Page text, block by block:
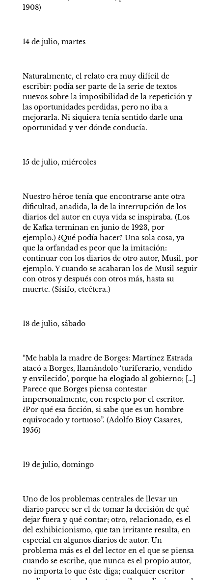
1908)
14 de julio, martes
Naturalmente, el relato era muy difícil de
escribir: podía ser parte de la serie de textos
nuevos sobre la imposibilidad de la repetición y
las oportunidades perdidas, pero no iba a
mejorarla. Ni siquiera tenía sentido darle una
oportunidad y ver dónde conducía.
15 de julio, miércoles
Nuestro héroe tenía que encontrarse ante otra
dificultad, añadida, la de la interrupción de los
diarios del autor en cuya vida se inspiraba. (Los
de Kafka terminan en junio de 1923, por
ejemplo.) ¿Qué podía hacer? Una sola cosa, ya
que la orfandad es peor que la imitación:
continuar con los diarios de otro autor, Musil, por
ejemplo. Y cuando se acabaran los de Musil seguir
con otros y después con otros más, hasta su
muerte. (Sísifo, etcétera.)
18 de julio, sábado
“Me habla la madre de Borges: Martínez Estrada
atacó a Borges, llamándolo ‘turiferario, vendido
y envilecido’, porque ha elogiado al gobierno; […]
Parece que Borges piensa contestar
impersonalmente, con respeto por el escritor.
¿Por qué esa ficción, si sabe que es un hombre
equivocado y tortuoso”. (Adolfo Bioy Casares,
1956)
19 de julio, domingo
Uno de los problemas centrales de llevar un
diario parece ser el de tomar la decisión de qué
dejar fuera y qué contar; otro, relacionado, es el
del exhibicionismo, que tan irritante resulta, en
especial en algunos diarios de autor. Un
problema más es el del lector en el que se piensa
cuando se escribe, que nunca es el propio autor,
no importa lo que éste diga; cualquier escritor